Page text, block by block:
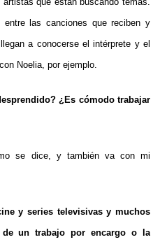
las canciones que reciben y
a conocerse el intérprete y el
Noelia, por ejemplo.
¿Es cómodo trabajar
se dice, y también va con mi
y series televisivas y muchos
de un trabajo por encargo o la